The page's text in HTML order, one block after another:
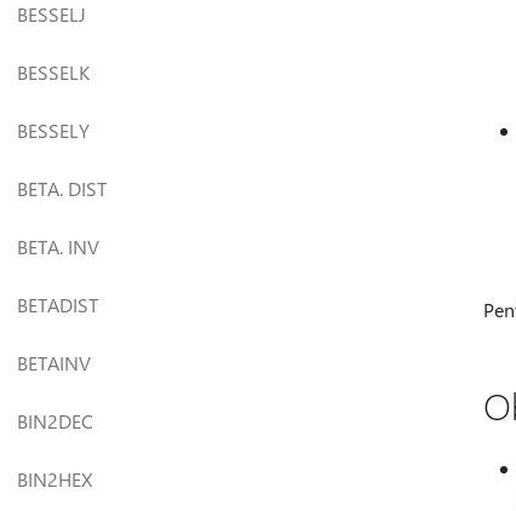
BESSELJ
BESSELK
BESSELY
BETA. DIST
BETA. INV
BETADIST
BETAINV
BIN2DEC
BIN2HEX